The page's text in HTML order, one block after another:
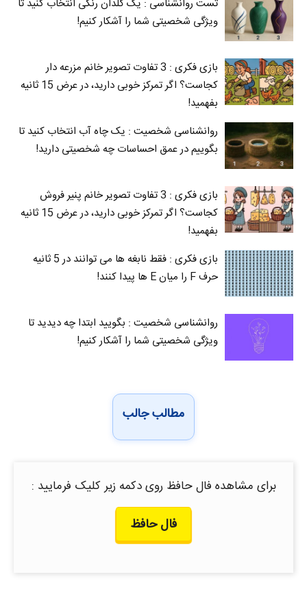
تست روانشناسی : یک گلدان رنگی انتخاب کنید تا
ویژگی شخصیتی شما را آشکار کنیم!
بازی فکری : 3 تفاوت تصویر خانم مزرعه دار
کجاست؟ اگر تمرکز خوبی دارید، در عرض 15 ثانیه
بفهمید!
روانشناسی شخصیت : یک چاه آب انتخاب کنید تا
بگوییم در عمق احساسات چه شخصیتی دارید!
بازی فکری : 3 تفاوت تصویر خانم پنیر فروش
کجاست؟ اگر تمرکز خوبی دارید، در عرض 15 ثانیه
بفهمید!
بازی فکری : فقط نابغه ها می توانند در 5 ثانیه
حرف F را میان E‌ ها پیدا کنند!
روانشناسی شخصیت : بگویید ابتدا چه دیدید تا
ویژگی شخصیتی شما را آشکار کنیم!
مطالب جالب
برای مشاهده فال حافظ روی دکمه زیر کلیک فرمایید :
فال حافظ